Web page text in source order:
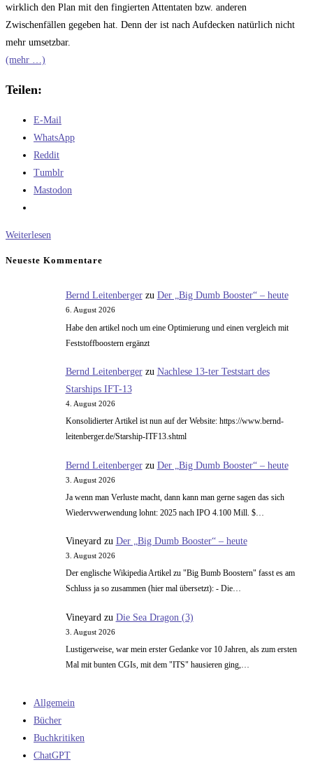
wirklich den Plan mit den fingierten Attentaten bzw. anderen
Zwischenfällen gegeben hat. Denn der ist nach Aufdecken natürlich nicht
mehr umsetzbar.
(mehr …)
Teilen:
E-Mail
WhatsApp
Reddit
Tumblr
Mastodon
Weiterlesen
Neueste Kommentare
Bernd Leitenbergerzu Der „Big Dumb Booster“ – heute
6. August 2026
Habe den artikel noch um eine Optimierung und einen vergleich mit
Feststoffboostern ergänzt
Bernd Leitenbergerzu Nachlese 13-ter Teststart des
Starships IFT-13
4. August 2026
Konsolidierter Artikel ist nun auf der Website: https://www.bernd-
leitenberger.de/Starship-ITF13.shtml
Bernd Leitenbergerzu Der „Big Dumb Booster“ – heute
3. August 2026
Ja wenn man Verluste macht, dann kann man gerne sagen das sich
Wiedervwerwendung lohnt: 2025 nach IPO 4.100 Mill. $…
Vineyardzu Der „Big Dumb Booster“ – heute
3. August 2026
Der englische Wikipedia Artikel zu "Big Bumb Boostern" fasst es am
Schluss ja so zusammen (hier mal übersetzt): - Die…
Vineyard zu Die Sea Dragon (3)
3. August 2026
Lustigerweise, war mein erster Gedanke vor 10 Jahren, als zum ersten
Mal mit bunten CGIs, mit dem "ITS" hausieren ging,…
Allgemein
Bücher
Buchkritiken
ChatGPT